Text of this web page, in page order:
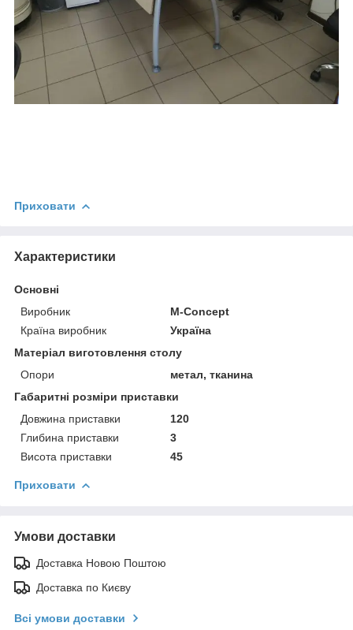
Приховати
Характеристики
Основні
Виробник
M-Concept
Країна виробник
Україна
Матеріал виготовлення столу
Опори
метал, тканина
Габаритні розміри приставки
Довжина приставки
120
Глибина приставки
3
Висота приставки
45
Приховати
Умови доставки
Доставка Новою Поштою
Доставка по Києву
Всі умови доставки